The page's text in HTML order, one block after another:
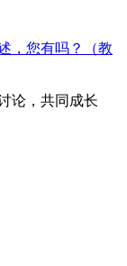
，您有吗？（教
论，共同成长